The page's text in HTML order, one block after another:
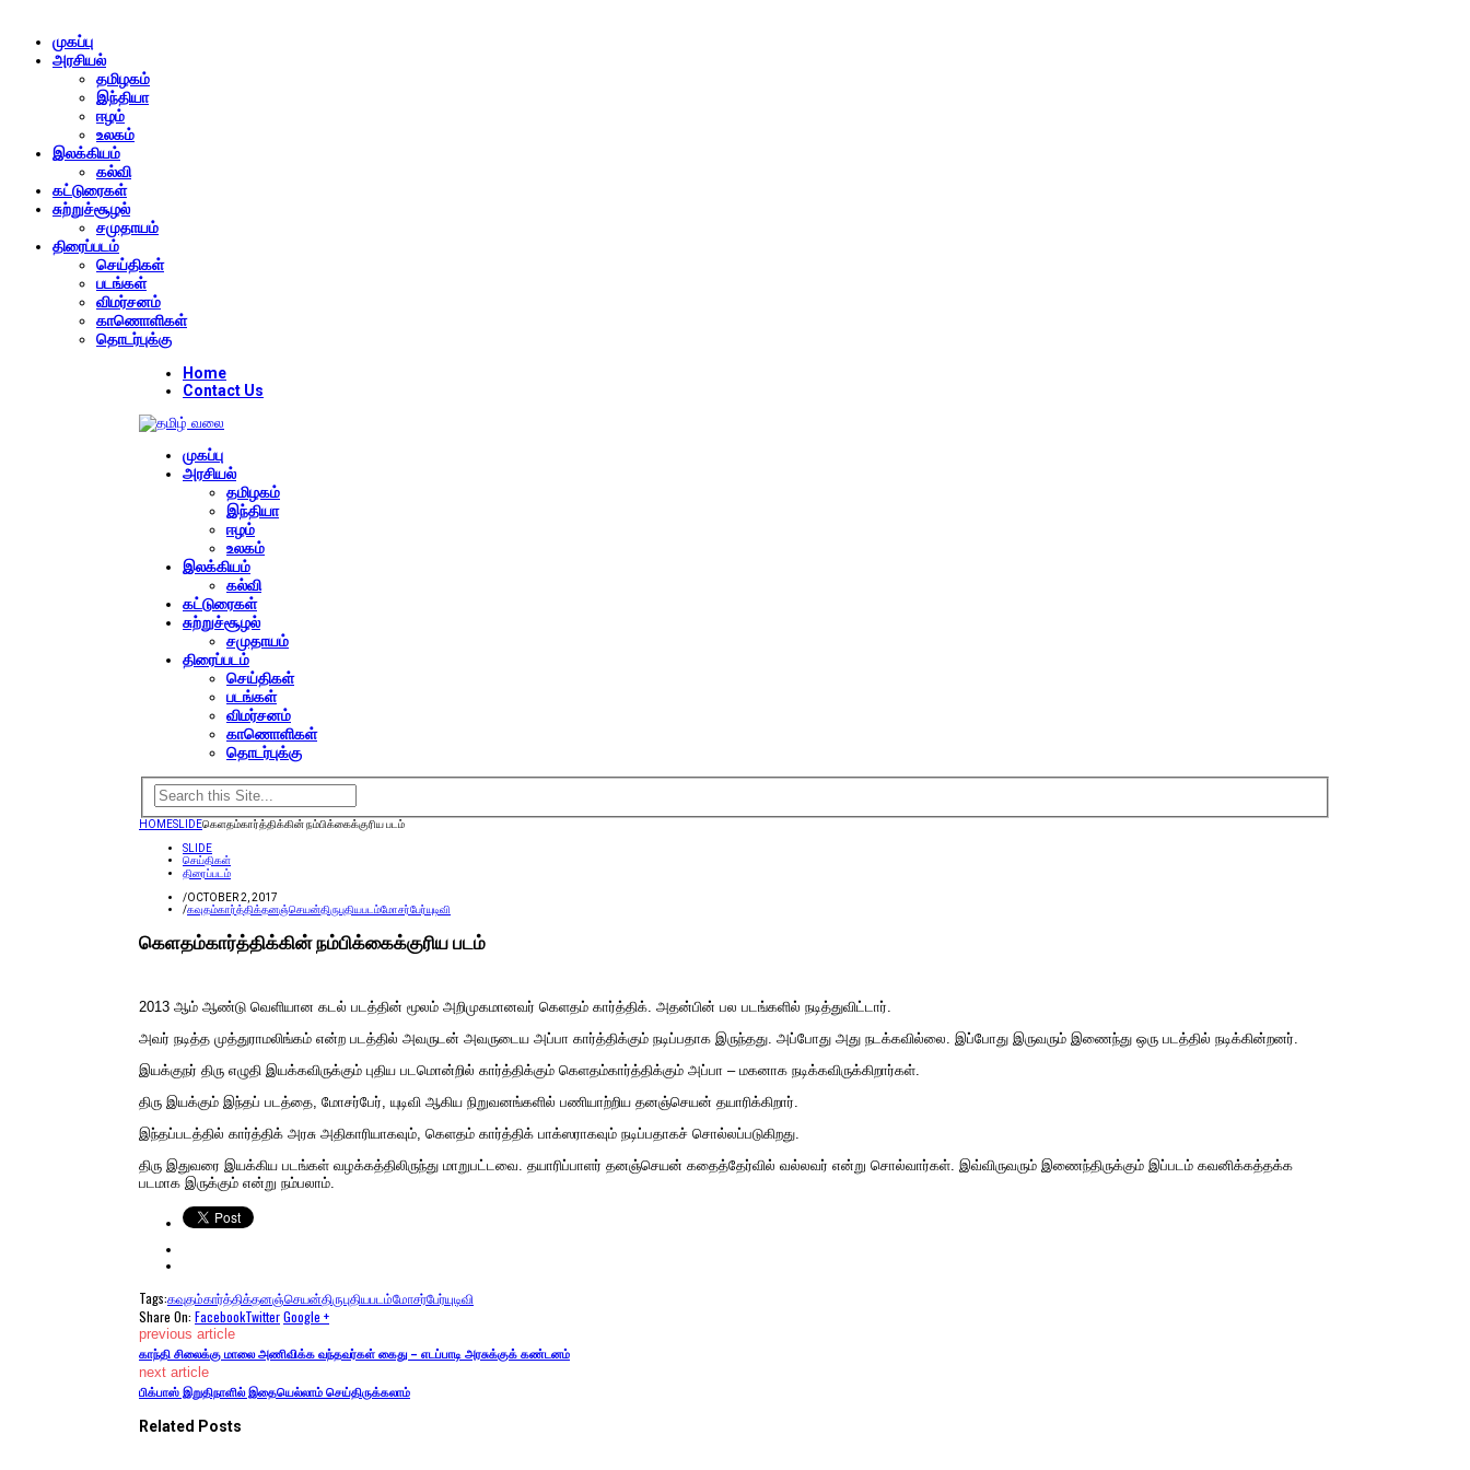
முகப்பு
அரசியல்
தமிழகம்
இந்தியா
ஈழம்
உலகம்
இலக்கியம்
கல்வி
கட்டுரைகள்
சுற்றுச்சூழல்
சமுதாயம்
திரைப்படம்
செய்திகள்
படங்கள்
விமர்சனம்
காணொளிகள்
தொடர்புக்கு
Home
Contact Us
முகப்பு
அரசியல்
தமிழகம்
இந்தியா
ஈழம்
உலகம்
இலக்கியம்
கல்வி
கட்டுரைகள்
சுற்றுச்சூழல்
சமுதாயம்
திரைப்படம்
செய்திகள்
படங்கள்
விமர்சனம்
காணொளிகள்
தொடர்புக்கு
HOMESLIDEகெளதம்கார்த்திக்கின் நம்பிக்கைக்குரிய படம்
SLIDE
செய்திகள்
திரைப்படம்
/OCTOBER 2, 2017
/கவுதம்கார்த்திக்தனஞ்செயன்திருபுதியபடம்மோசர்பேர்யுடிவி
கெளதம்கார்த்திக்கின் நம்பிக்கைக்குரிய படம்
2013 ஆம் ஆண்டு வெளியான கடல் படத்தின் மூலம் அறிமுகமானவர் கெளதம் கார்த்திக். அதன்பின் பல படங்களில் நடித்துவிட்டார்.
அவர் நடித்த முத்துராமலிங்கம் என்ற படத்தில் அவருடன் அவருடைய அப்பா கார்த்திக்கும் நடிப்பதாக இருந்தது. அப்போது அது நடக்கவில்லை. இப்போது இருவரும் இணைந்து ஒரு படத்தில் நடிக்கின்றனர்.
இயக்குநர் திரு எழுதி இயக்கவிருக்கும் புதிய படமொன்றில் கார்த்திக்கும் கெளதம்கார்த்திக்கும் அப்பா – மகனாக நடிக்கவிருக்கிறார்கள்.
திரு இயக்கும் இந்தப் படத்தை, மோசர்பேர், யுடிவி ஆகிய நிறுவனங்களில் பணியாற்றிய தனஞ்செயன் தயாரிக்கிறார்.
இந்தப்படத்தில் கார்த்திக் அரசு அதிகாரியாகவும், கெளதம் கார்த்திக் பாக்ஸராகவும் நடிப்பதாகச் சொல்லப்படுகிறது.
திரு இதுவரை இயக்கிய படங்கள் வழக்கத்திலிருந்து மாறுபட்டவை. தயாரிப்பாளர் தனஞ்செயன் கதைத்தேர்வில் வல்லவர் என்று சொல்வார்கள். இவ்விருவரும் இணைந்திருக்கும் இப்படம் கவனிக்கத்தக்க
படமாக இருக்கும் என்று நம்பலாம்.
Tags:கவுதம்கார்த்திக்தனஞ்செயன்திருபுதியபடம்மோசர்பேர்யுடிவி
Share On: FacebookTwitterGoogle +
previous article
காந்தி சிலைக்கு மாலை அணிவிக்க வந்தவர்கள் கைது – எடப்பாடி அரசுக்குக் கண்டனம்
next article
பிக்பாஸ் இறுதிநாளில் இதையெல்லாம் செய்திருக்கலாம்
Related Posts